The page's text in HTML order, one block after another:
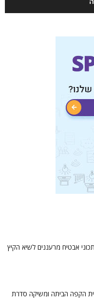
אבטיח מרעננים לשיא הקיץ
הקפה הביתה ומשיקה סדרת